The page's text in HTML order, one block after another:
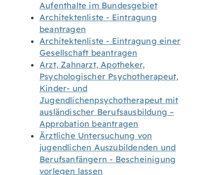
Aufenthalte im Bundesgebiet
Architektenliste - Eintragung
beantragen
Architektenliste - Eintragung einer
Gesellschaft beantragen
Arzt, Zahnarzt, Apotheker,
Psychologischer Psychotherapeut,
Kinder- und
Jugendlichenpsychotherapeut mit
ausländischer Berufsausbildung –
Approbation beantragen
Ärztliche Untersuchung von
jugendlichen Auszubildenden und
Berufsanfängern - Bescheinigung
vorlegen lassen